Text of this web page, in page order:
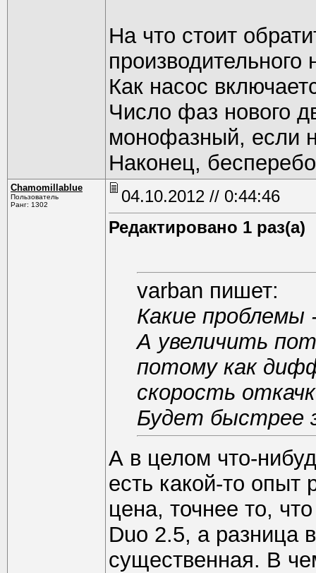
На что стоит
Как насос
Число фаз нового
монофазный, если
Наконец,
Chamomillablue
Пользователь
Ранг: 1302
04.10.2012 // 0:44:46
Редактировано 1 раз(а)
varban пишет:
Какие проблемы
А увеличить
потому как
скорость
Будет быстрее
А в целом что-
есть какой-то
цена, точнее то,
Duo 2.5, а разница
существенная. В